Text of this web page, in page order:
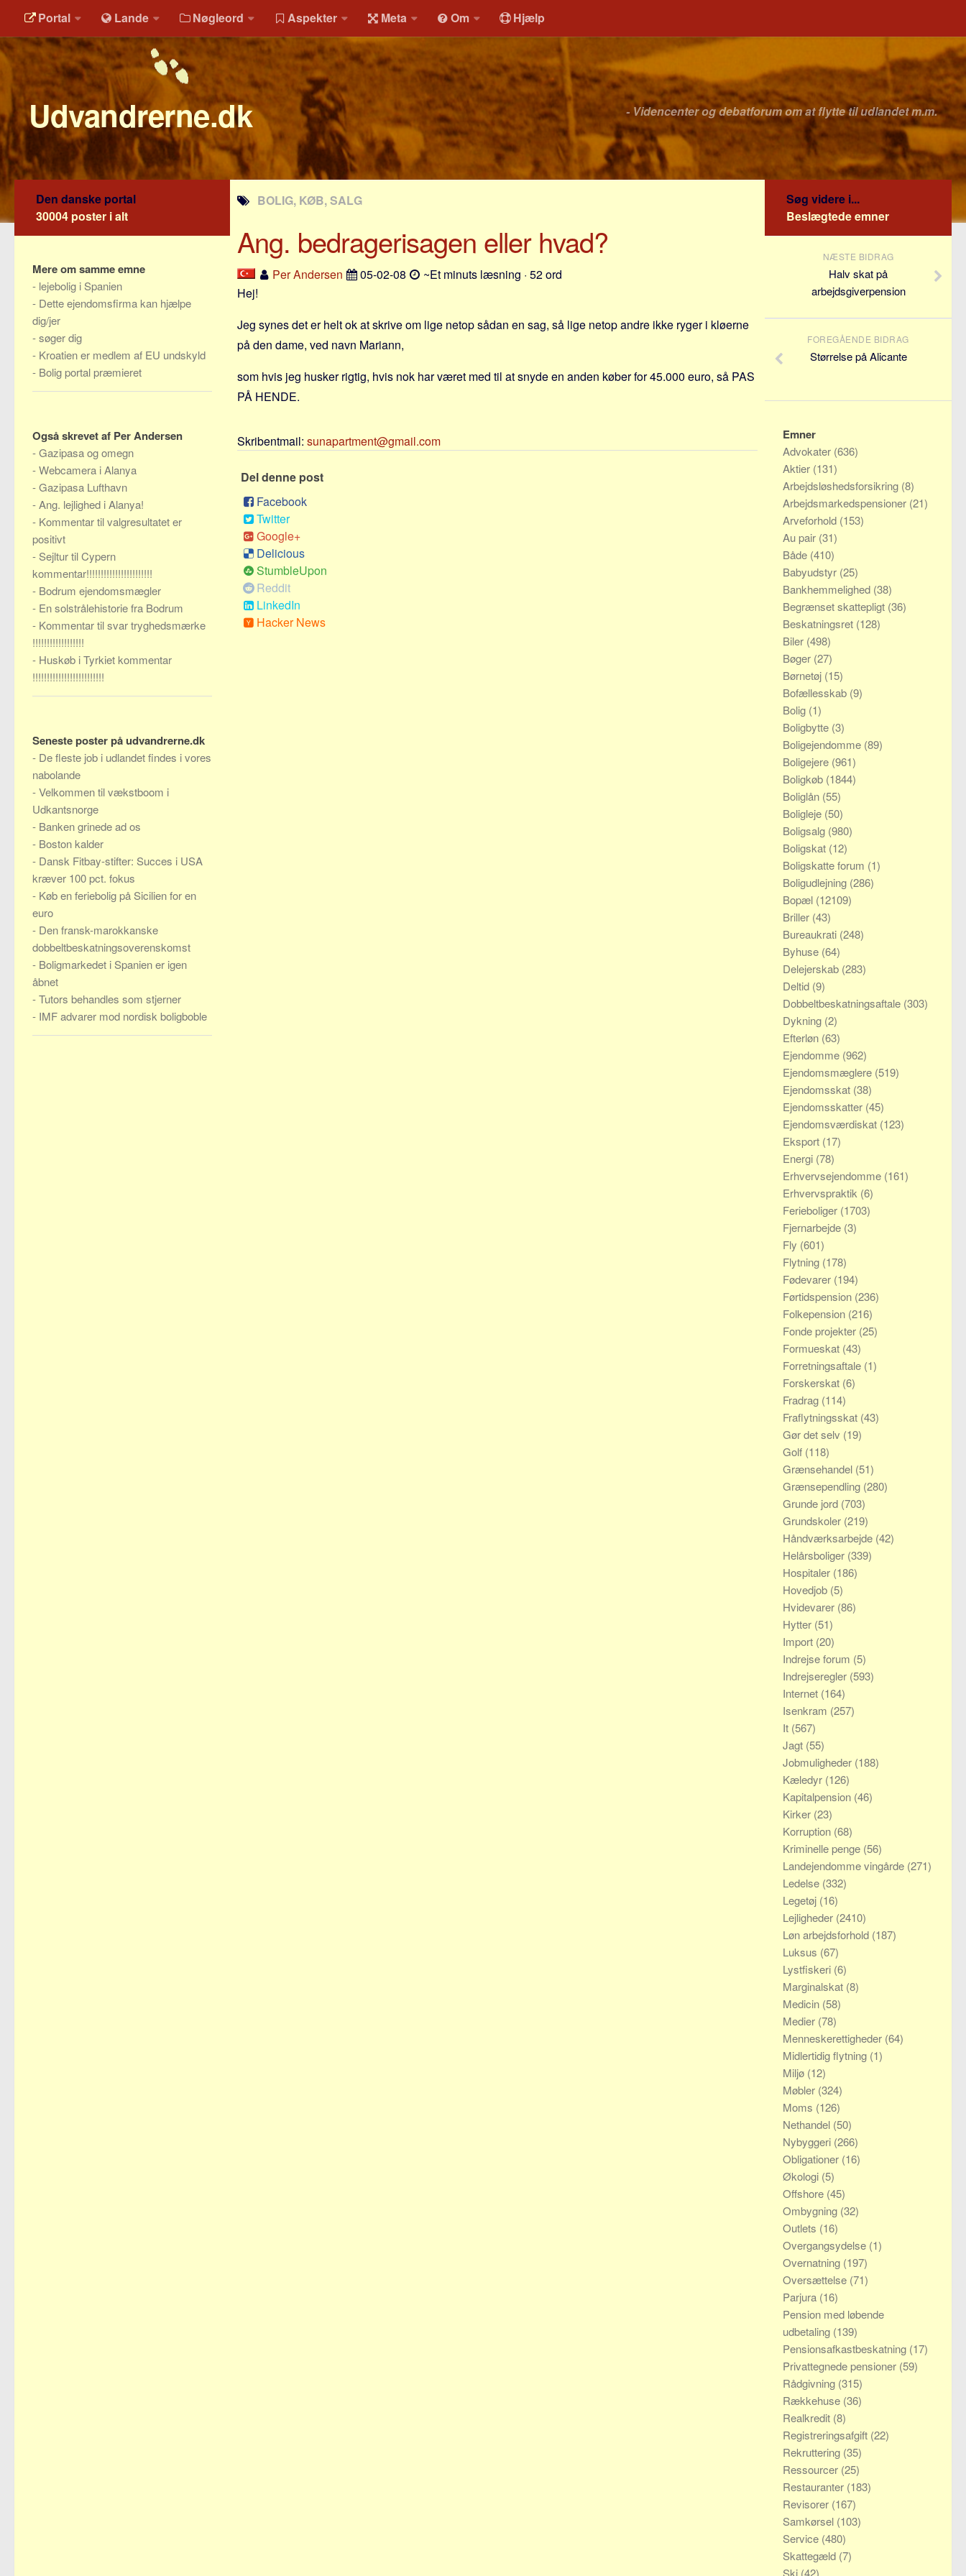
Portal Lande Nøgleord Aspekter Meta Om Hjælp
Udvandrerne.dk - Videncenter og debatforum om at flytte til udlandet m.m.
BOLIG, KØB, SALG
Ang. bedragerisagen eller hvad?
Per Andersen 05-02-08
~Et minuts læsning · 52 ord
Hej!
Jeg synes det er helt ok at skrive om lige netop sådan en sag, så lige netop andre ikke ryger i kløerne
på den dame, ved navn Mariann,
som hvis jeg husker rigtig, hvis nok har været med til at snyde en anden køber for 45.000 euro, så PAS
PÅ HENDE.
Skribentmail: sunapartment@gmail.com
Del denne post
Facebook
Twitter
Google+
Delicious
StumbleUpon
Reddit
LinkedIn
Hacker News
Den danske portal
30004 poster i alt
Mere om samme emne
- lejebolig i Spanien
- Dette ejendomsfirma kan hjælpe
dig/jer
-søger dig
- Kroatien er medlem af EU undskyld
- Bolig portal præmieret
Også skrevet af Per Andersen
-Gazipasa og omegn
-Webcamera i Alanya
-Gazipasa Lufthavn
-Ang. lejlighed i Alanya!
- Kommentar til valgresultatet er
positivt
- Sejltur til Cypern
kommentar!!!!!!!!!!!!!!!!!!!!!!!
- Bodrum ejendomsmægler
- En solstrålehistorie fra Bodrum
- Kommentar til svar tryghedsmærke
!!!!!!!!!!!!!!!!!!
- Huskøb i Tyrkiet kommentar
!!!!!!!!!!!!!!!!!!!!!!!!!
Seneste poster på udvandrerne.dk
- De fleste job i udlandet findes i vores
nabolande
-Velkommen til vækstboom i
Udkantsnorge
- Banken grinede ad os
- Boston kalder
- Dansk Fitbay-stifter: Succes i USA
kræver 100 pct. fokus
- Køb en feriebolig på Sicilien for en
euro
- Den fransk-marokkanske
dobbeltbeskatningsoverenskomst
- Boligmarkedet i Spanien er igen
åbnet
-Tutors behandles som stjerner
- IMF advarer mod nordisk boligboble
Søg videre i...
Beslægtede emner
NÆSTE BIDRAG
Halv skat på
arbejdsgiverpension
FOREGÅENDE BIDRAG
Størrelse på Alicante
Emner
Advokater (636)
Aktier (131)
Arbejdsløshedsforsikring (8)
Arbejdsmarkedspensioner (21)
Arveforhold (153)
Au pair (31)
Både (410)
Babyudstyr (25)
Bankhemmelighed (38)
Begrænset skattepligt (36)
Beskatningsret (128)
Biler (498)
Bøger (27)
Børnetøj (15)
Bofællesskab (9)
Bolig (1)
Boligbytte (3)
Boligejendomme (89)
Boligejere (961)
Boligkøb (1844)
Boliglån (55)
Boligleje (50)
Boligsalg (980)
Boligskat (12)
Boligskatte forum (1)
Boligudlejning (286)
Bopæl (12109)
Briller (43)
Bureaukrati (248)
Byhuse (64)
Delejerskab (283)
Deltid (9)
Dobbeltbeskatningsaftale (303)
Dykning (2)
Efterløn (63)
Ejendomme (962)
Ejendomsmæglere (519)
Ejendomsskat (38)
Ejendomsskatter (45)
Ejendomsværdiskat (123)
Eksport (17)
Energi (78)
Erhvervsejendomme (161)
Erhvervspraktik (6)
Ferieboliger (1703)
Fjernarbejde (3)
Fly (601)
Flytning (178)
Fødevarer (194)
Førtidspension (236)
Folkepension (216)
Fonde projekter (25)
Formueskat (43)
Forretningsaftale (1)
Forskerskat (6)
Fradrag (114)
Fraflytningsskat (43)
Gør det selv (19)
Golf (118)
Grænsehandel (51)
Grænsependling (280)
Grunde jord (703)
Grundskoler (219)
Håndværksarbejde (42)
Helårsboliger (339)
Hospitaler (186)
Hovedjob (5)
Hvidevarer (86)
Hytter (51)
Import (20)
Indrejse forum (5)
Indrejseregler (593)
Internet (164)
Isenkram (257)
It (567)
Jagt (55)
Jobmuligheder (188)
Kæledyr (126)
Kapitalpension (46)
Kirker (23)
Korruption (68)
Kriminelle penge (56)
Landejendomme vingårde (271)
Ledelse (332)
Legetøj (16)
Lejligheder (2410)
Løn arbejdsforhold (187)
Luksus (67)
Lystfiskeri (6)
Marginalskat (8)
Medicin (58)
Medier (78)
Menneskerettigheder (64)
Midlertidig flytning (1)
Miljø (12)
Møbler (324)
Moms (126)
Nethandel (50)
Nybyggeri (266)
Obligationer (16)
Økologi (5)
Offshore (45)
Ombygning (32)
Outlets (16)
Overgangsydelse (1)
Overnatning (197)
Oversættelse (71)
Parjura (16)
Pension med løbende
udbetaling (139)
Pensionsafkastbeskatning (17)
Privattegnede pensioner (59)
Rådgivning (315)
Rækkehuse (36)
Realkredit (8)
Registreringsafgift (22)
Rekruttering (35)
Ressourcer (25)
Restauranter (183)
Revisorer (167)
Samkørsel (103)
Service (480)
Skattegæld (7)
Ski (42)